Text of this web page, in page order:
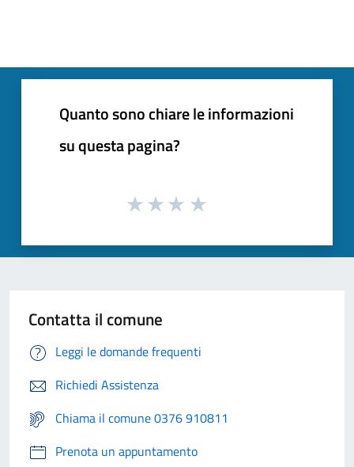
Quanto sono chiare le informazioni
su questa pagina?
Contatta il comune
Leggi le domande frequenti
Richiedi Assistenza
Chiama il comune 0376 910811
Prenota un appuntamento